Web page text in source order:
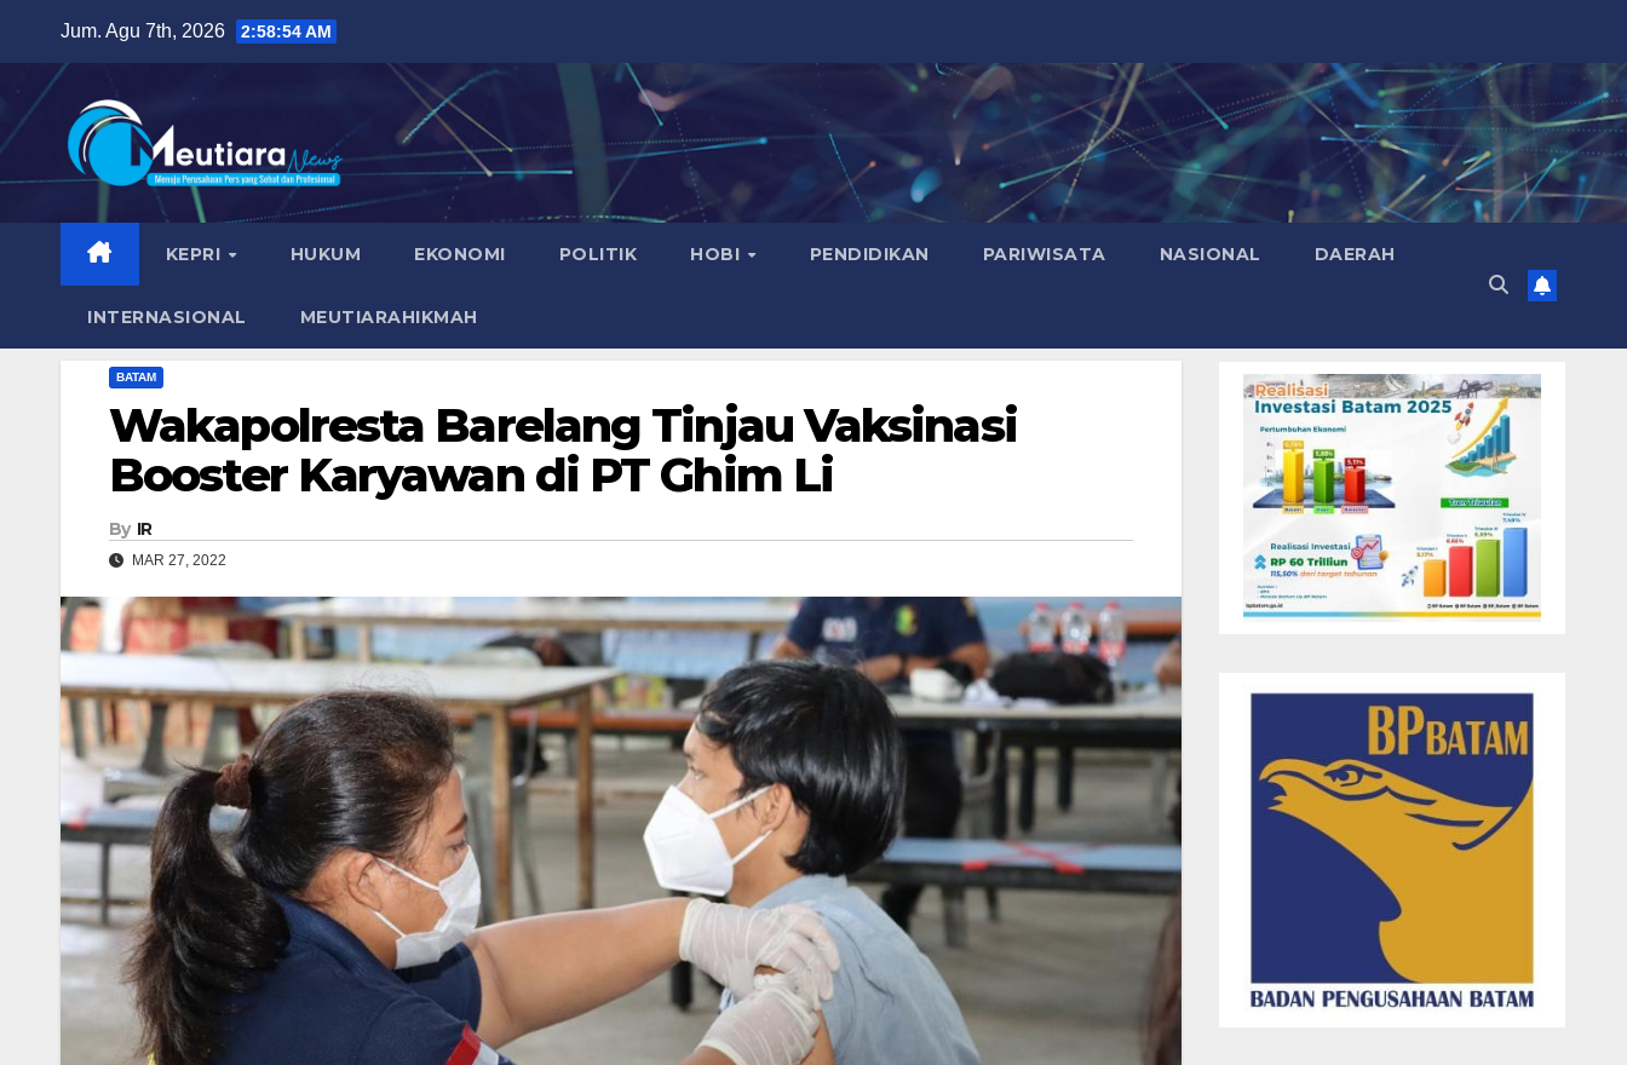
content
Jum. Agu 7th, 2026 2:58:56 AM
KEPRI HUKUM EKONOMI POLITIK HOBI PENDIDIKAN PARIWISATA NASIONAL DAERAH
INTERNASIONAL MEUTIARAHIKMAH
BATAM
Wakapolresta Barelang Tinjau Vaksinasi
Booster Karyawan di PT Ghim Li
By IR
MAR 27, 2022